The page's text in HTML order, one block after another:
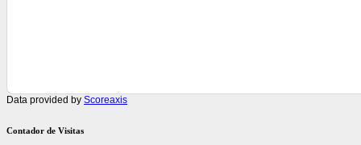
Data provided by Scoreaxis
Contador de Visitas